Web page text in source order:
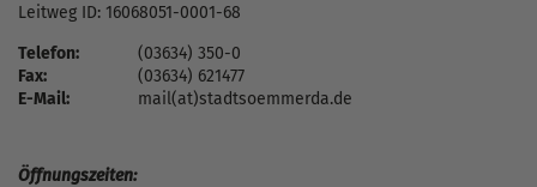
Leitweg ID: 16068051-0001-68
Telefon:
(03634) 350-0
Fax:
(03634) 621477
E-Mail:
mail(at)stadtsoemmerda.de
Öffnungszeiten: